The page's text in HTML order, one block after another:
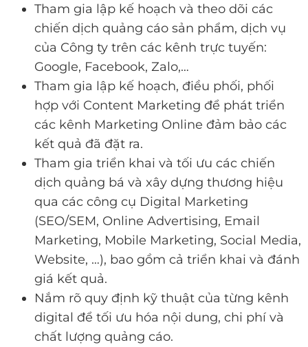
Tham gia lập kế hoạch và theo dõi các
chiến dịch quảng cáo sản phẩm, dịch vụ
của Công ty trên các kênh trực tuyến:
Google, Facebook, Zalo,…
Tham gia lập kế hoạch, điều phối, phối
hợp với Content Marketing để phát triển
các kênh Marketing Online đảm bảo các
kết quả đã đặt ra.
Tham gia triển khai và tối ưu các chiến
dịch quảng bá và xây dựng thương hiệu
qua các công cụ Digital Marketing
(SEO/SEM, Online Advertising, Email
Marketing, Mobile Marketing, Social Media,
Website, …), bao gồm cả triển khai và đánh
giá kết quả.
Nắm rõ quy định kỹ thuật của từng kênh
digital để tối ưu hóa nội dung, chi phí và
chất lượng quảng cáo.